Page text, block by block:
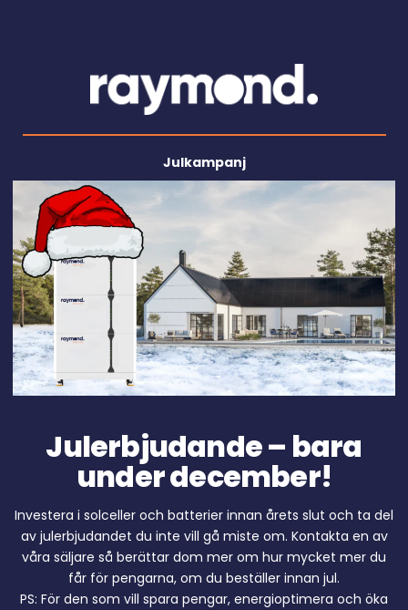
Julkampanj
Julerbjudande – bara
under december!
Investera i solceller och batterier innan årets slut och ta del
av julerbjudandet du inte vill gå miste om. Kontakta en av
våra säljare så berättar dom mer om hur mycket mer du
får för pengarna, om du beställer innan jul.
PS: För den som vill spara pengar, energioptimera och öka